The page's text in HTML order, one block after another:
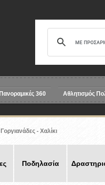
Πανοραμικές 360 Αθλητισμός
- Χαλίκι
Ποδηλασία